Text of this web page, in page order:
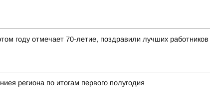
году отмечает 70-летие, поздравили лучших работников
региона по итогам первого полугодия